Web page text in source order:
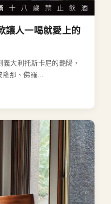
讓人一喝就愛上的
大利托斯卡尼的艷陽，
那、佛羅...